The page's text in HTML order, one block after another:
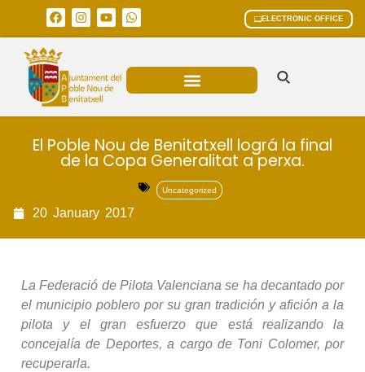
ELECTRONIC OFFICE
El Poble Nou de Benitatxell lográ la final
de la Copa Generalitat a perxa.
Uncategorized
20 January 2017
La Federació de Pilota Valenciana se ha decantado por
el municipio poblero por su gran tradición y afición a la
pilota y el gran esfuerzo que está realizando la
concejalía de Deportes, a cargo de Toni Colomer, por
recuperarla.